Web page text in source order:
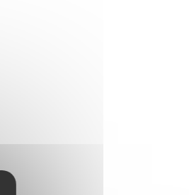
Masquer le bandeau des cookies